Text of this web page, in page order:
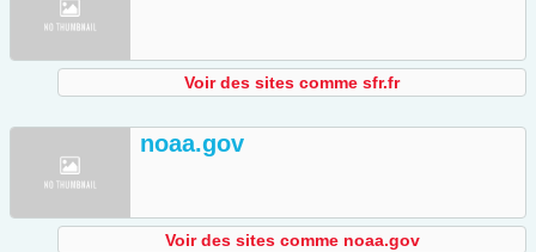
Voir des sites comme sfr.fr
noaa.gov
Voir des sites comme noaa.gov